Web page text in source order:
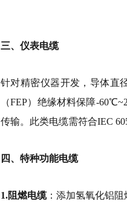
三、仪表电缆
针对精密仪器开发，导体直
（FEP）绝缘材料保障-
传输。此类电缆需符合IEC
四、特种功能电缆
1.阻燃电缆：添加氢氧化铝阻